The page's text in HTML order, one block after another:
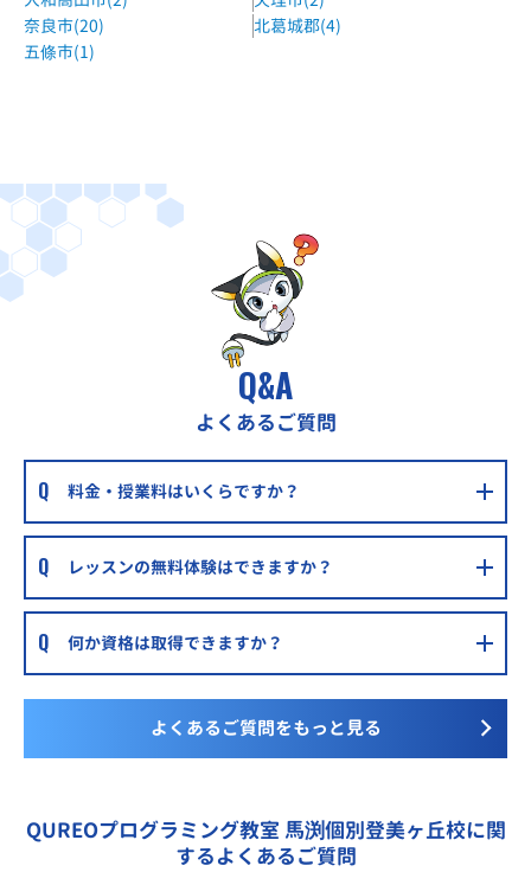
京進の個別指導スクール・ワン近鉄奈良駅前教室
近鉄奈良線 近鉄奈良駅 すぐ
近鉄奈良線 富雄駅 すぐ
進学ゼミナール新大宮校
近鉄新大宮駅から徒歩約10分
近鉄学研奈良登美ヶ丘駅から車で8分、近鉄高の原駅から車
進学ゼミナール学園前本部校
進学ゼミナール西大寺南校
近鉄大和西大寺駅から徒歩12分
明光義塾富雄教室
近鉄奈良線 富雄駅 徒歩1分
明光義塾高の原教室
近鉄京都線 高の原駅 徒歩5分
明光義塾学園前教室
近鉄奈良線 学園前駅 徒歩5分
奈良市(20)
北葛城郡(4)
五條市(1)
Q&A
よくあるご質問
料金・授業料はいくらですか？
レッスンの無料体験はできますか？
何か資格は取得できますか？
よくあるご質問をもっと見る
QUREOプログラミング教室 馬渕個別登美ヶ丘校に関
するよくあるご質問